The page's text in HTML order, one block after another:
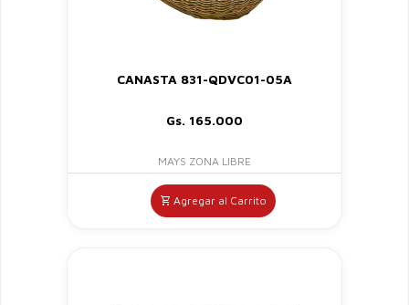
CANASTA 831-QDVC01-05A
Gs. 165.000
MAYS ZONA LIBRE
Agregar al Carrito